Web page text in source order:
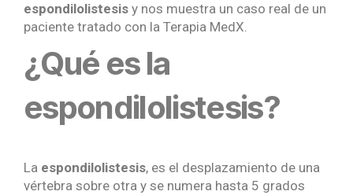
espondilolistesis y nos muestra un caso real de un
paciente tratado con la Terapia MedX.
¿Qué es la
espondilolistesis?
La espondilolistesis, es el desplazamiento de una
vértebra sobre otra y se numera hasta 5 grados